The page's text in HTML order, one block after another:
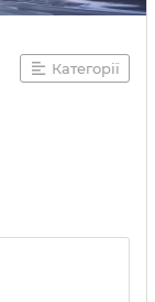
Категорії